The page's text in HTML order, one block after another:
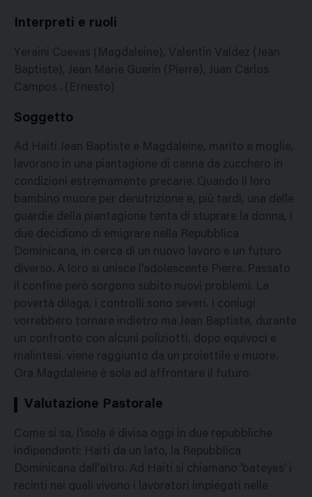
Interpreti e ruoli
Yeraini Cuevas (Magdaleine), Valentin Valdez (Jean
Baptiste), Jean Marie Guerin (Pierre), Juan Carlos
Campos . (Ernesto)
Soggetto
Ad Haiti Jean Baptiste e Magdaleine, marito e moglie,
lavorano in una piantagione di canna da zucchero in
condizioni estremamente precarie. Quando il loro
bambino muore per denutrizione e, più tardi, una delle
guardie della piantagione tenta di stuprare la donna, i
due decidiono di emigrare nella Repubblica
Dominicana, in cerca di un nuovo lavoro e un futuro
diverso. A loro si unisce l'adolescente Pierre. Passato
il confine però sorgono subito nuovi problemi. La
povertà dilaga, i controlli sono severi. I coniugi
vorrebbero tornare indietro ma Jean Baptiste, durante
un confronto con alcuni poliziotti, dopo equivoci e
malintesi, viene raggiunto da un proiettile e muore.
Ora Magdaleine è sola ad affrontare il futuro.
Valutazione Pastorale
Come si sa, l'isola é divisa oggi in due repubbliche
indipendenti: Haiti da un lato, la Repubblica
Dominicana dall'altro. Ad Haiti si chiamano 'bateyes' i
recinti nei quali vivono i lavoratori impiegati nelle